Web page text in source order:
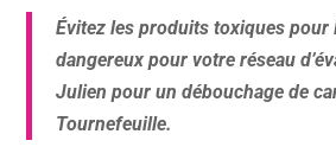
Évitez les produits toxiques pour
dangereux pour votre réseau
Julien pour un débouchage de
Tournefeuille.